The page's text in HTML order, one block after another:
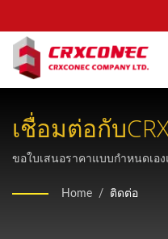
เชื่อมต่อกับ
พันธมิตรด้านร
โครงสร้าง
ขอใบเสนอราคาแบบกำหนดเอ
ประสบการณ์มากกว่า 30 ปีในด้
Home / ติดต่อ